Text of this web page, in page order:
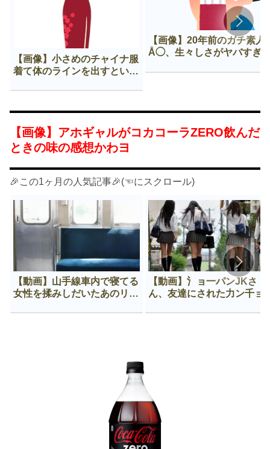
【画像】小さめのチャイナ服
着て体のラインを出すという
【画像】20年前のガチ素人
Å◯、生々しさがヤバすぎ
【画像】アホギャルがコカコーラZERO飲んだ
ときの味の感想かわヨ
🎉この1ヶ月の人気記事🎉(☜にスクロール)
【動画】山手線車内で寝てる
女性を揉みしだいたあのリー
【動画】氵ョ一パンJKさ
ん、友達にされた力ン千ョ